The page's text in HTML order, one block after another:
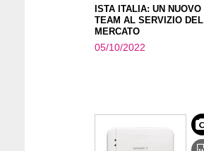
ISTA ITALIA: UN NUOVO
TEAM AL SERVIZIO DEL
MERCATO
05/10/2022